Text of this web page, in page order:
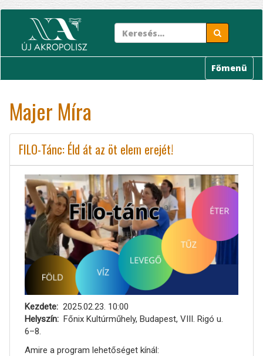
tartalomra
Főmenü
Majer Míra
FILO-Tánc: Éld át az öt elem erejét!
Kezdete
2025.02.23. 10:00
Helyszín
Főnix Kultúrműhely, Budapest, VIII. Rigó u.
6–8.
Amire a program lehetőséget kínál: